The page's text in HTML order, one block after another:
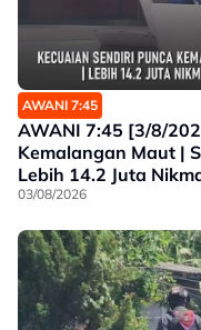
AWANI 7:45
AWANI 7:45 [3/8/
Kemalangan Maut |
Lebih 14.2 Juta
Penjimatan Operasi
03/08/2026